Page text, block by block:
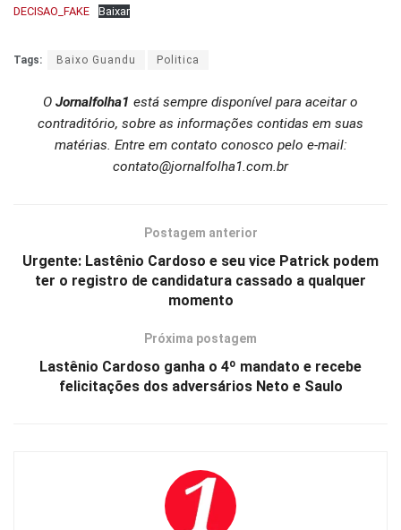
DECISAO_FAKE Baixar
Tags: Baixo Guandu Politica
O Jornalfolha1 está sempre disponível para aceitar o
contraditório, sobre as informações contidas em suas
matérias. Entre em contato conosco pelo e-mail:
contato@jornalfolha1.com.br
Postagem anterior
Urgente: Lastênio Cardoso e seu vice Patrick podem
ter o registro de candidatura cassado a qualquer
momento
Próxima postagem
Lastênio Cardoso ganha o 4º mandato e recebe
felicitações dos adversários Neto e Saulo